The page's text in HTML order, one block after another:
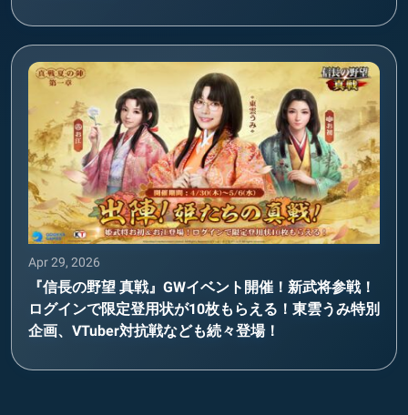
Apr 29, 2026
『信長の野望 真戦』GWイベント開催！新武将参戦！
ログインで限定登用状が10枚もらえる！東雲うみ特別
企画、VTuber対抗戦なども続々登場！